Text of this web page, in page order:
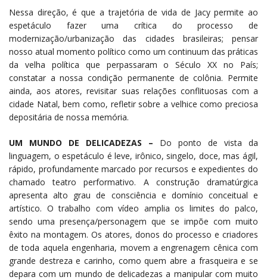
Nessa direção, é que a trajetória de vida de Jacy permite ao
espetáculo fazer uma crítica do processo de
modernização/urbanização das cidades brasileiras; pensar
nosso atual momento político como um continuum das práticas
da velha política que perpassaram o Século XX no País;
constatar a nossa condição permanente de colônia. Permite
ainda, aos atores, revisitar suas relações conflituosas com a
cidade Natal, bem como, refletir sobre a velhice como preciosa
depositária de nossa memória.
UM MUNDO DE DELICADEZAS – Do ponto de vista da
linguagem, o espetáculo é leve, irônico, singelo, doce, mas ágil,
rápido, profundamente marcado por recursos e expedientes do
chamado teatro performativo. A construção dramatúrgica
apresenta alto grau de consciência e domínio conceitual e
artístico. O trabalho com vídeo amplia os limites do palco,
sendo uma presença/personagem que se impõe com muito
êxito na montagem. Os atores, donos do processo e criadores
de toda aquela engenharia, movem a engrenagem cênica com
grande destreza e carinho, como quem abre a frasqueira e se
depara com um mundo de delicadezas a manipular com muito